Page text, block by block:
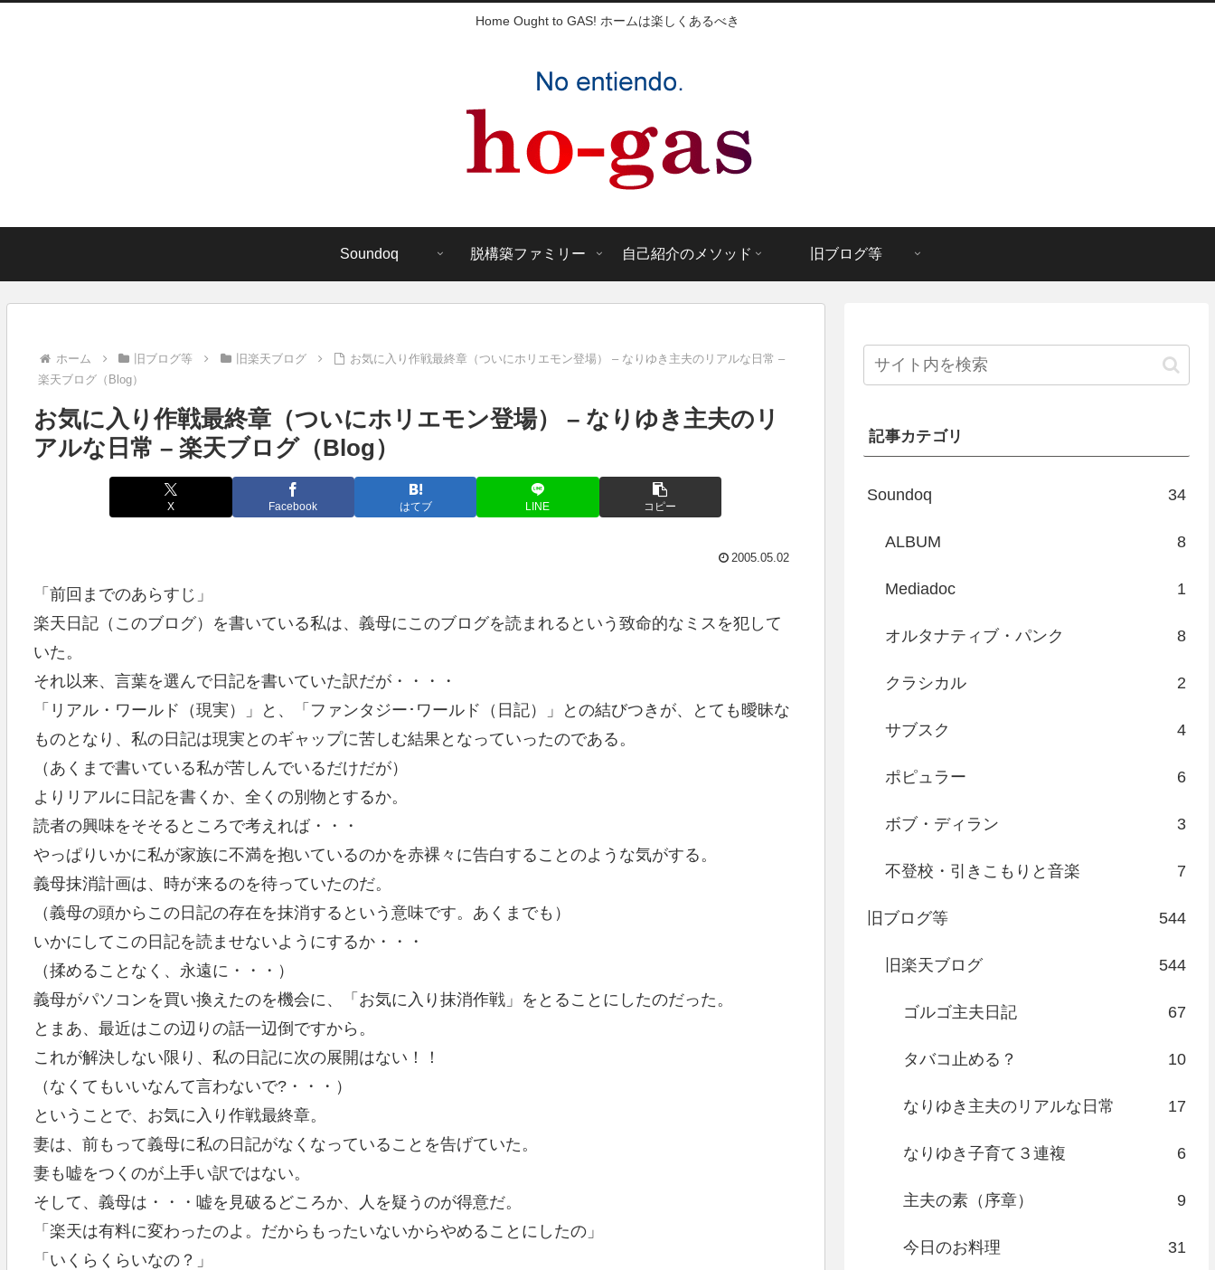
Home Ought to GAS! ホームは楽しくあるべき
Soundoq 脱構築ファミリー 自己紹介のメソッド 旧ブログ等
ホーム 旧ブログ等 旧楽天ブログ
お気に入り作戦最終章（ついにホリエモン登場） – なりゆき主夫のリアルな日常 –
楽天ブログ（Blog）
お気に入り作戦最終章（ついにホリエモン登場） – なりゆき主夫のリ
アルな日常 – 楽天ブログ（Blog）
X Facebook はてブ LINE コピー
2005.05.02
「前回までのあらすじ」
楽天日記（このブログ）を書いている私は、義母にこのブログを読まれるという致命的なミスを犯して
いた。
それ以来、言葉を選んで日記を書いていた訳だが・・・・
「リアル・ワールド（現実）」と、「ファンタジー･ワールド（日記）」との結びつきが、とても曖昧な
ものとなり、私の日記は現実とのギャップに苦しむ結果となっていったのである。
（あくまで書いている私が苦しんでいるだけだが）
よりリアルに日記を書くか、全くの別物とするか。
読者の興味をそそるところで考えれば・・・
やっぱりいかに私が家族に不満を抱いているのかを赤裸々に告白することのような気がする。
義母抹消計画は、時が来るのを待っていたのだ。
（義母の頭からこの日記の存在を抹消するという意味です。あくまでも）
いかにしてこの日記を読ませないようにするか・・・
（揉めることなく、永遠に・・・）
義母がパソコンを買い換えたのを機会に、「お気に入り抹消作戦」をとることにしたのだった。
とまあ、最近はこの辺りの話一辺倒ですから。
これが解決しない限り、私の日記に次の展開はない！！
（なくてもいいなんて言わないで?・・・）
ということで、お気に入り作戦最終章。
妻は、前もって義母に私の日記がなくなっていることを告げていた。
妻も嘘をつくのが上手い訳ではない。
そして、義母は・・・嘘を見破るどころか、人を疑うのが得意だ。
「楽天は有料に変わったのよ。だからもったいないからやめることにしたの」
「いくらくらいなの？」
記事カテゴリ
Soundoq 34
ALBUM 8
Mediadoc 1
オルタナティブ・パンク 8
クラシカル 2
サブスク 4
ポピュラー 6
ボブ・ディラン 3
不登校・引きこもりと音楽 7
旧ブログ等 544
旧楽天ブログ 544
ゴルゴ主夫日記 67
タバコ止める？ 10
なりゆき主夫のリアルな日常 17
なりゆき子育て３連複 6
主夫の素（序章） 9
今日のお料理 31